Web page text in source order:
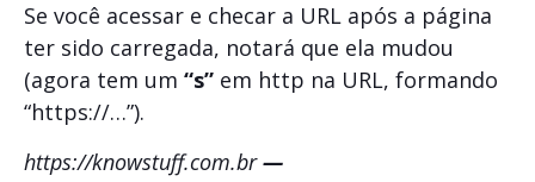
Se você acessar e checar a URL após a página
ter sido carregada, notará que ela mudou
(agora tem um “s” em http na URL, formando
“https://…”).
https://knowstuff.com.br—